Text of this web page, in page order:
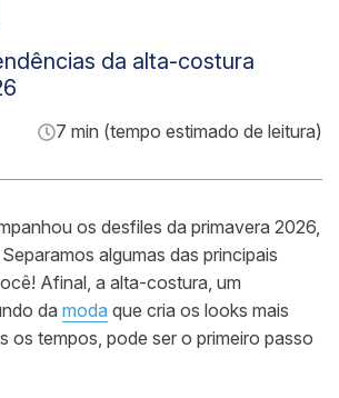
da alta-costura
7 min (tempo estimado de leitura)
os desfiles da primavera 2026,
algumas das principais
Afinal, a alta-costura, um
da moda que cria os looks mais
os tempos, pode ser o primeiro passo